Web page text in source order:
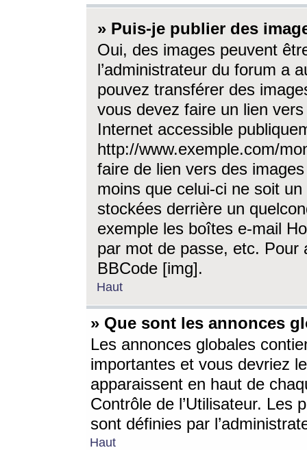
» Puis-je publier des
Oui, des images peuvent
l’administrateur du forum a
pouvez transférer des
vous devez faire un lien
Internet accessible
http://www.exemple.com/
faire de lien vers des
moins que celui-ci ne soit
stockées derrière un
exemple les boîtes e-mail
par mot de passe, etc. Pour
BBCode [img].
Haut
» Que sont les annonces
Les annonces globales
importantes et vous devriez
apparaissent en haut de
Contrôle de l’Utilisateur. Les
sont définies par
Haut